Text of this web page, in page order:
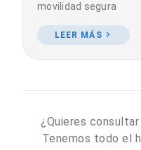
movilidad segura
LEER MÁS
¿Quieres
Tenemos todo el